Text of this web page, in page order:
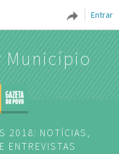
Entrar
Município
2018: NOTÍCIAS,
ENTREVISTAS